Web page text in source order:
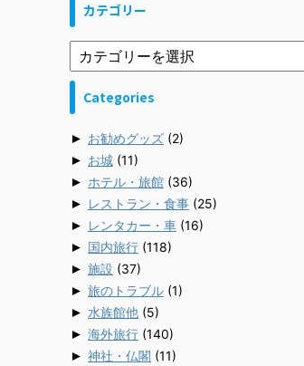
カテゴリー
Categories
► お勧めグッズ (2)
► お城 (11)
► ホテル・旅館 (36)
► レストラン・食事 (25)
► レンタカー・車 (16)
► 国内旅行 (118)
► 施設 (37)
► 旅のトラブル (1)
► 水族館他 (5)
► 海外旅行 (140)
► 神社・仏閣 (11)